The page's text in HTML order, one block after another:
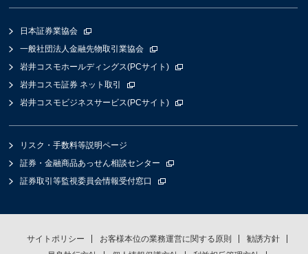
日本証券業協会
一般社団法人金融先物取引業協会
岩井コスモホールディングス(PCサイト)
岩井コスモ証券 ネット取引
岩井コスモビジネスサービス(PCサイト)
リスク・手数料等説明ページ
証券・金融商品あっせん相談センター
証券取引等監視委員会情報受付窓口
サイトポリシー お客様本位の業務運営に関する原則
勧誘方針